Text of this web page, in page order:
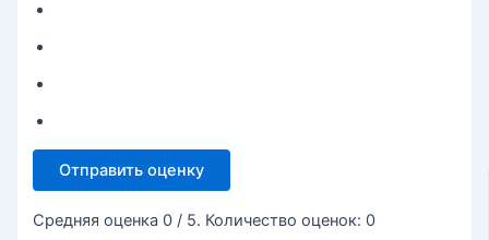
Отправить оценку
Средняя оценка 0 / 5. Количество оценок: 0